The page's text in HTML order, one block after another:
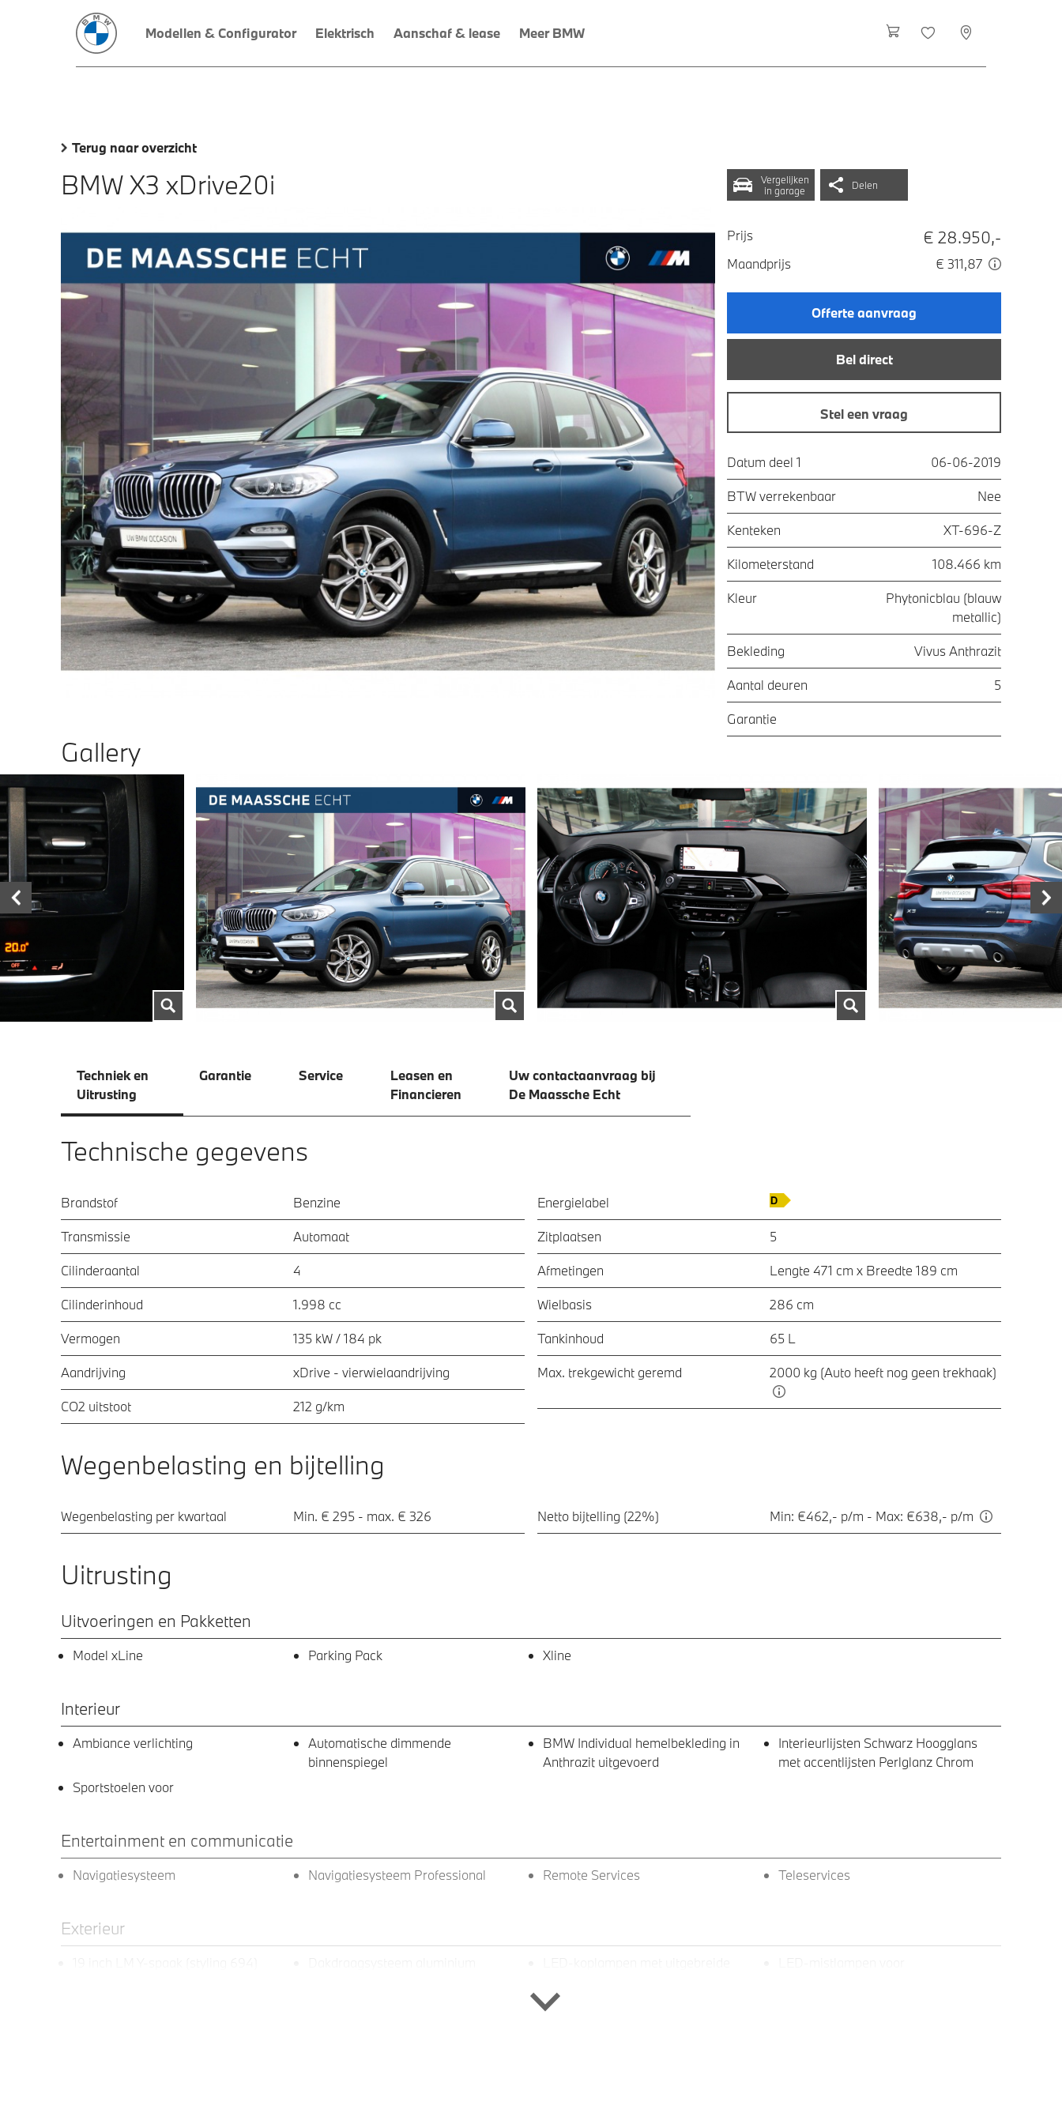
Modellen & Configurator Elektrisch Aanschaf & lease Meer BMW
Terug naar overzicht
BMW X3 xDrive20i
Vergelijken
in garage
Delen
Prijs € 28.950,-
Maandprijs € 311,87
Offerte aanvraag
Bel direct
Stel een vraag
Datum deel 1 06-06-2019
BTW verrekenbaar Nee
Kenteken XT-696-Z
Kilometerstand 108.466 km
Kleur
Phytonicblau (blauw
metallic)
Bekleding Vivus Anthrazit
Aantal deuren 5
Garantie
Gallery
Techniek en
Uitrusting
Garantie Service
Leasen en
Financieren
Uw contactaanvraag bij
De Maassche Echt
Technische gegevens
Brandstof Benzine
Transmissie Automaat
Cilinderaantal 4
Cilinderinhoud 1.998 cc
Vermogen 135 kW / 184 pk
Aandrijving xDrive - vierwielaandrijving
CO2 uitstoot 212 g/km
Energielabel
Zitplaatsen 5
Afmetingen Lengte 471 cm x Breedte 189 cm
Wielbasis 286 cm
Tankinhoud 65 L
Max. trekgewicht geremd 2000 kg (Auto heeft nog geen trekhaak)
Wegenbelasting en bijtelling
Wegenbelasting per kwartaal Min. € 295 - max. € 326 Netto bijtelling (22%) Min: €462,- p/m - Max: €638,- p/m
Uitrusting
Uitvoeringen en Pakketten
Model xLine Parking Pack Xline
Interieur
Ambiance verlichting
Automatische dimmende
binnenspiegel
BMW Individual hemelbekleding in
Anthrazit uitgevoerd
Interieurlijsten Schwarz Hoogglans
met accentlijsten Perlglanz Chrom
Sportstoelen voor
Entertainment en communicatie
Navigatiesysteem Navigatiesysteem Professional Remote Services Teleservices
Exterieur